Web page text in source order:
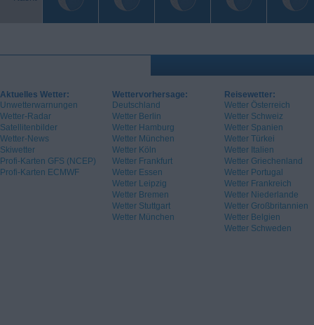
Aktuelles Wetter:
Unwetterwarnungen
Wetter-Radar
Satellitenbilder
Wetter-News
Skiwetter
Profi-Karten GFS (NCEP)
Profi-Karten ECMWF
Wettervorhersage:
Deutschland
Wetter Berlin
Wetter Hamburg
Wetter München
Wetter Köln
Wetter Frankfurt
Wetter Essen
Wetter Leipzig
Wetter Bremen
Wetter Stuttgart
Wetter München
Reisewetter:
Wetter Österreich
Wetter Schweiz
Wetter Spanien
Wetter Türkei
Wetter Italien
Wetter Griechenland
Wetter Portugal
Wetter Frankreich
Wetter Niederlande
Wetter Großbritannien
Wetter Belgien
Wetter Schweden